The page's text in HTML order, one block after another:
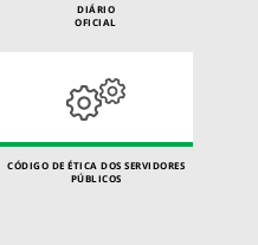
DIÁRIO
OFICIAL
CÓDIGO DE ÉTICA DOS SERVIDORES
PÚBLICOS